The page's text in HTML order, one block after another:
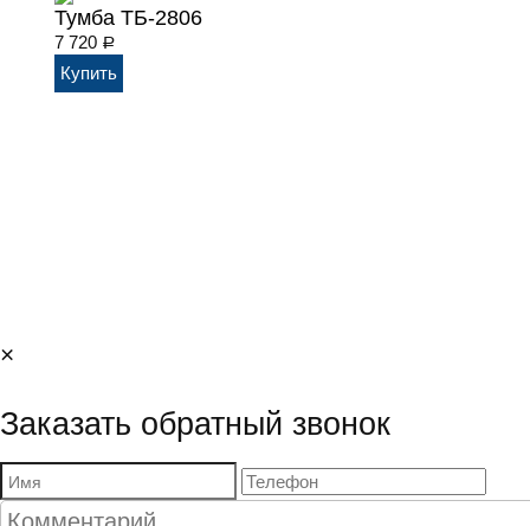
Тумба ТБ-2806
7 720 Р
×
Заказать обратный звонок